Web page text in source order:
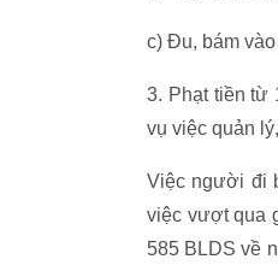
c) Đu, bám
3. Phạt tiền từ
vụ việc quản
Việc người đi
việc vượt qua
585 BLDS về